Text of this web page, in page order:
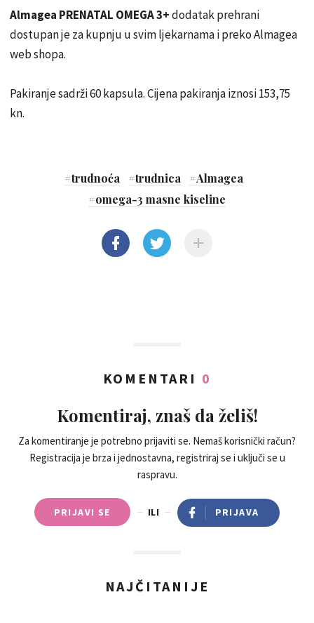
Almagea PRENATAL OMEGA 3+dodatak prehrani
dostupan je za kupnju u svim ljekarnama i preko Almagea
web shopa.
Pakiranje sadrži 60 kapsula. Cijena pakiranja iznosi 153,75
kn.
#trudnoća #trudnica #Almagea
#omega-3 masne kiseline
KOMENTARI 0
Komentiraj, znaš da želiš!
Za komentiranje je potrebno prijaviti se. Nemaš korisnički račun?
Registracija je brza i jednostavna, registriraj se i uključi se u
raspravu.
PRIJAVI SE ILI PRIJAVA
NAJČITANIJE